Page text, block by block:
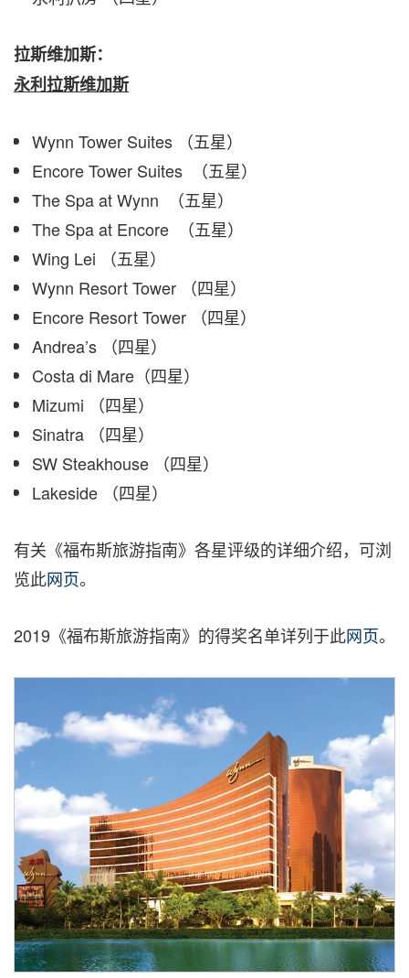
拉斯维加斯：
永利拉斯维加斯
Wynn Tower Suites （五星）
Encore Tower Suites （五星）
The Spa at Wynn （五星）
The Spa at Encore （五星）
Wing Lei （五星）
Wynn Resort Tower （四星）
Encore Resort Tower （四星）
Andrea’s （四星）
Costa di Mare（四星）
Mizumi （四星）
Sinatra （四星）
SW Steakhouse （四星）
Lakeside （四星）
有关《福布斯旅游指南》各星评级的详细介绍，可浏
览此网页。
2019《福布斯旅游指南》的得奖名单详列于此网页。